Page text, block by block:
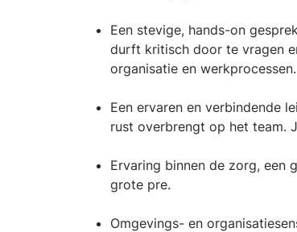
Een stevige, hands-on
durft kritisch door te vragen
organisatie en werkprocessen.
Een ervaren en verbindende
rust overbrengt op het team.
Ervaring binnen de zorg, een
grote pre.
Omgevings- en